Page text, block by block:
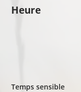
Heure
Temps sensible